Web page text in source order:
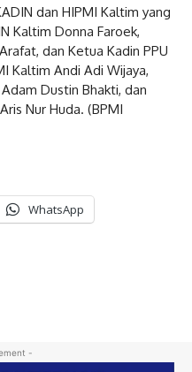
dan HIPMI Kaltim yang
Kaltim Donna Faroek,
dan Ketua Kadin PPU
Kaltim Andi Adi Wijaya,
Dustin Bhakti, dan
Nur Huda. (BPMI
WhatsApp
-